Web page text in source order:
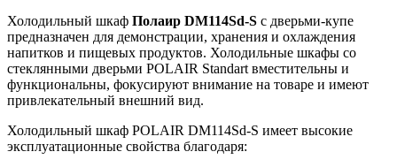
Холодильный шкаф Полаир DM114Sd-S с дверьми-купе
предназначен для демонстрации, хранения и охлаждения
напитков и пищевых продуктов. Холодильные шкафы со
стеклянными дверьми POLAIR Standart вместительны и
функциональны, фокусируют внимание на товаре и имеют
привлекательный внешний вид.
Холодильный шкаф POLAIR DM114Sd-S имеет высокие
эксплуатационные свойства благодаря: